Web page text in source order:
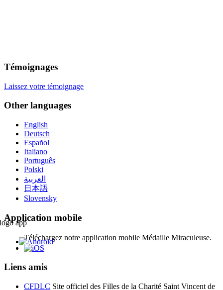
Témoignages
Laissez votre témoignage
Other languages
English
Deutsch
Español
Italiano
Português
Polski
العربية
日本語
Slovensky
Application mobile
Téléchargez notre application mobile Médaille Miraculeuse.
Liens amis
CFDLC Site officiel des Filles de la Charité Saint Vincent de